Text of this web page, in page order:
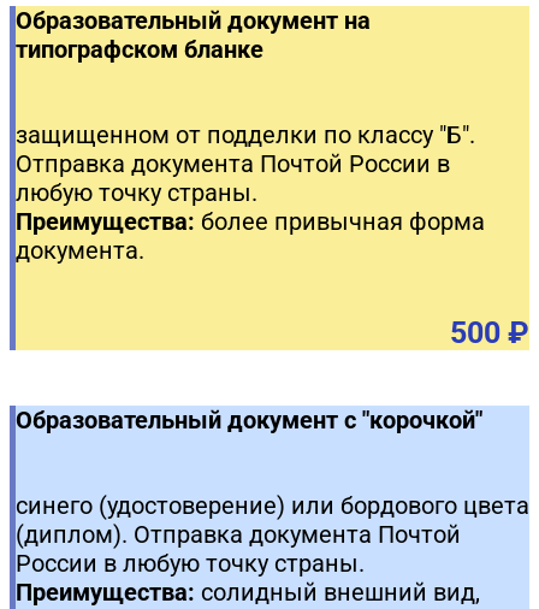
Образовательный документ на
типографском бланке
защищенном от подделки по классу "Б".
Отправка документа Почтой России в
любую точку страны.
Преимущества: более привычная форма
документа.
500 ₽
Образовательный документ с "корочкой"
синего (удостоверение) или бордового цвета
(диплом). Отправка документа Почтой
России в любую точку страны.
Преимущества: солидный внешний вид,